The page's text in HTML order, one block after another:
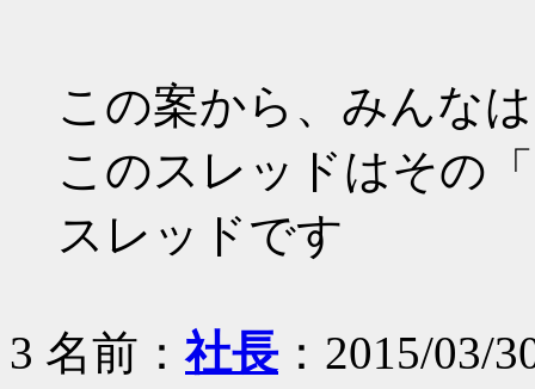
この案から、みんな
このスレッドはその
スレッドです
3 名前：社長 ：2015/03/